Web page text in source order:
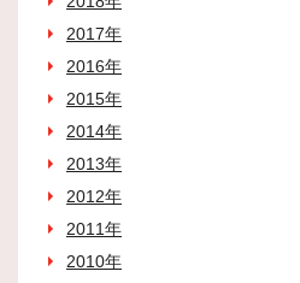
2017年
2016年
2015年
2014年
2013年
2012年
2011年
2010年